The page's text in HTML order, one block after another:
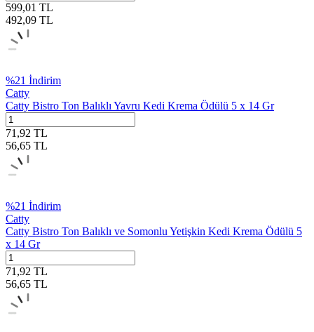
599,01 TL
492,09 TL
%21 İndirim
Catty
Catty Bistro Ton Balıklı Yavru Kedi Krema Ödülü 5 x 14 Gr
71,92 TL
56,65 TL
%21 İndirim
Catty
Catty Bistro Ton Balıklı ve Somonlu Yetişkin Kedi Krema Ödülü 5
x 14 Gr
71,92 TL
56,65 TL